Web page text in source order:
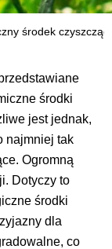
środek
środki
jest jednak,
najmniej tak
Ogromną
Dotyczy to
środki
dla
co